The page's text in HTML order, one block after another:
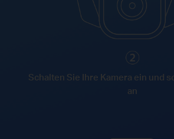
Schalten Sie Ihre Kamera ein und
an